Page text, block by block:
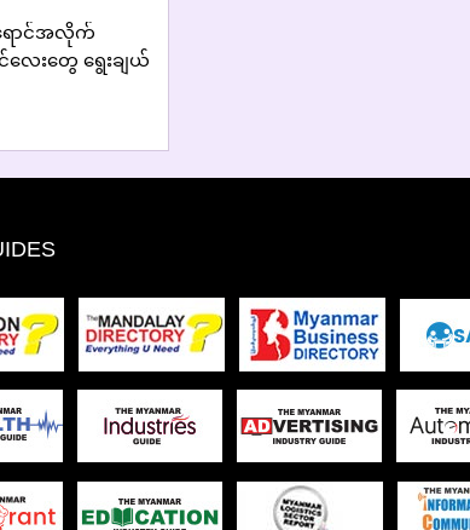
ာင်အလိုက်
ေးတွေ ရွေးချယ်